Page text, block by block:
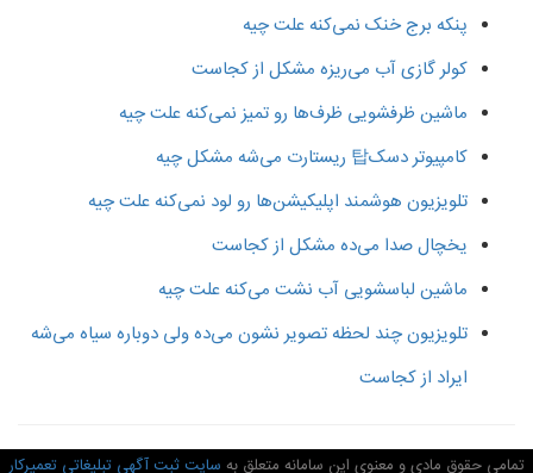
پنکه برج خنک نمی‌کنه علت چیه
کولر گازی آب می‌ریزه مشکل از کجاست
ماشین ظرفشویی ظرف‌ها رو تمیز نمی‌کنه علت چیه
کامپیوتر دسک탑 ریستارت می‌شه مشکل چیه
تلویزیون هوشمند اپلیکیشن‌ها رو لود نمی‌کنه علت چیه
یخچال صدا می‌ده مشکل از کجاست
ماشین لباسشویی آب نشت می‌کنه علت چیه
تلویزیون چند لحظه تصویر نشون می‌ده ولی دوباره سیاه می‌شه
ایراد از کجاست
حقوق مادی و معنوی این سامانه متعلق به سایت ثبت آگهی تبلیغاتی تعمیرکار